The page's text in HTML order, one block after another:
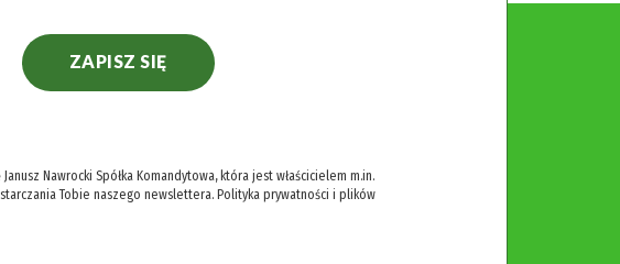
ZAPISZ SIĘ
Nawrocki Spółka Komandytowa, która jest właścicielem m.in.
Tobie naszego newslettera. Polityka prywatności i plików